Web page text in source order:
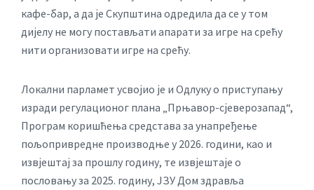
кафе-бар, а да је Скупштина одредила да се у том
дијелу не могу постављати апарати за игре на срећу
нити организовати игре на срећу.
Локални парламет усвојио је и Одлуку о приступању
изради регулационог плана „Прњавор-сјеверозапад“,
Програм коришћења средстава за унапређење
пољопривредне производње у 2026. години, као и
извјештај за прошлу годину, те извјештаје о
пословању за 2025. годину, ЈЗУ Дом здравља